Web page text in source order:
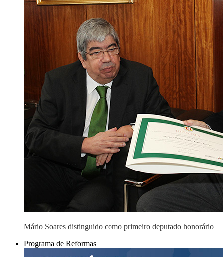
Mário Soares distinguido como primeiro deputado honorário
Programa de Reformas